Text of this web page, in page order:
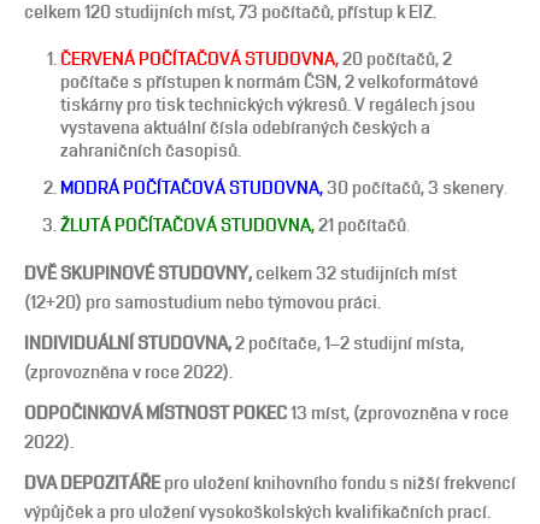
celkem 120 studijních míst, 73 počítačů, přístup k EIZ.
ČERVENÁ POČÍTAČOVÁ STUDOVNA,20 počítačů, 2
počítače s přístupen k normám ČSN, 2 velkoformátové
tiskárny pro tisk technických výkresů. V regálech jsou
vystavena aktuální čísla odebíraných českých a
zahraničních časopisů.
MODRÁ POČÍTAČOVÁ STUDOVNA,30 počítačů, 3 skenery.
ŽLUTÁ POČÍTAČOVÁ STUDOVNA,21 počítačů.
DVĚ SKUPINOVÉ STUDOVNY,celkem 32 studijních míst
(12+20) pro samostudium nebo týmovou práci.
INDIVIDUÁLNÍ STUDOVNA,2 počítače, 1–2 studijní místa,
(zprovozněna v roce 2022).
ODPOČINKOVÁ MÍSTNOST POKEC13 míst, (zprovozněna v roce
2022).
DVA DEPOZITÁŘE pro uložení knihovního fondu s nižší frekvencí
výpůjček a pro uložení vysokoškolských kvalifikačních prací.